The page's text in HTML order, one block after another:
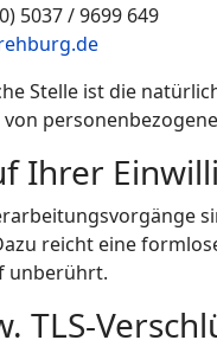
5037 / 9699 649
Stelle ist die
Ihrer
reicht eine
unberührt.
TLS-